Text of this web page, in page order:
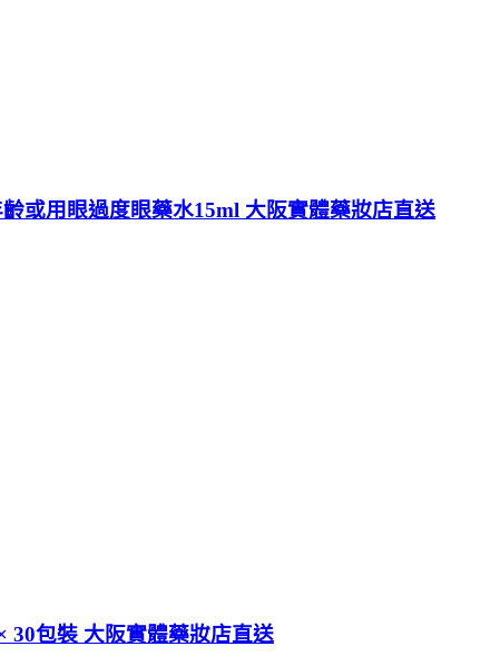
或用眼過度眼藥水15ml 大阪實體藥妝店直送
30包裝 大阪實體藥妝店直送